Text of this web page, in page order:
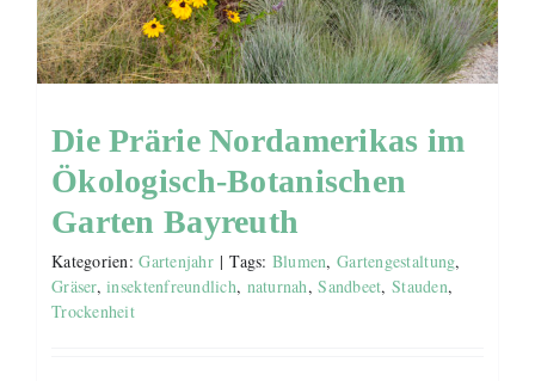
Die Prärie Nordamerikas im
Ökologisch-Botanischen
Garten Bayreuth
Kategorien:Gartenjahr | Tags: Blumen,Gartengestaltung,
Gräser,insektenfreundlich, naturnah,Sandbeet,Stauden,
Trockenheit